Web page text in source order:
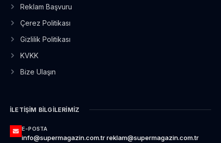
Reklam Başvuru
Çerez Politikası
Gizlilik Politikası
KVKK
Bize Ulaşın
İLETIŞIM BILGILERIMIZ
E-POSTA
info@supermagazin.com.tr reklam@supermagazin.com.tr